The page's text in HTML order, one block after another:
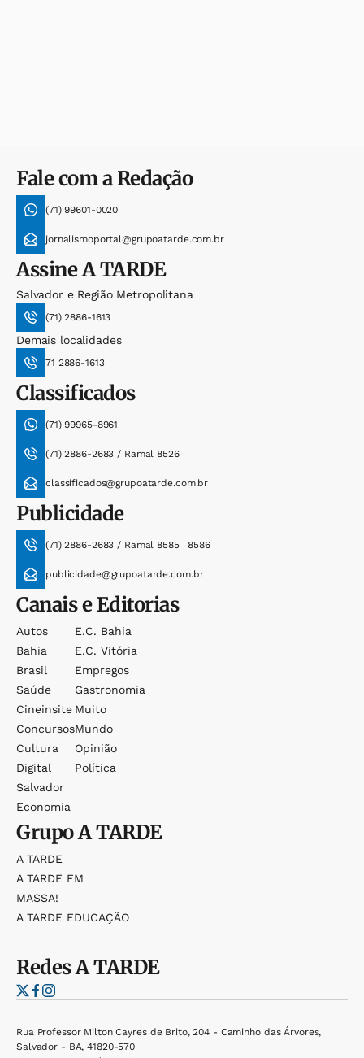
Fale com a Redação
(71) 99601-0020
jornalismoportal@grupoatarde.com.br
AssineA TARDE
Salvador e Região Metropolitana
(71) 2886-1613
Demais localidades
71 2886-1613
Classificados
(71) 99965-8961
(71) 2886-2683 / Ramal 8526
classificados@grupoatarde.com.br
Publicidade
(71) 2886-2683 / Ramal 8585 | 8586
publicidade@grupoatarde.com.br
Canais e Editorias
Autos
Bahia
Brasil
Saúde
Cineinsite
Concursos
Cultura
Digital
Salvador
Economia
E.c. Bahia
E.c. Vitória
Empregos
Gastronomia
Muito
Mundo
Opinião
Política
GrupoA TARDE
A TARDE
A TARDE FM
MASSA!
A TARDE EDUCAÇÃO
RedesA TARDE
Rua Professor Milton Cayres de Brito, 204 - Caminho das Árvores,
Salvador - BA, 41820-570